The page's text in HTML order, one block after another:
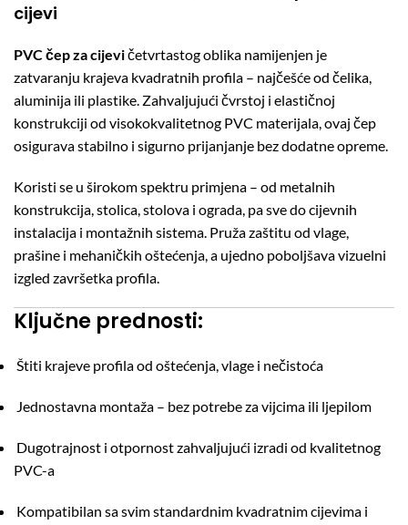
cijevi
PVC čep za cijevičetvrtastog oblika namijenjen je
zatvaranju krajeva kvadratnih profila – najčešće od čelika,
aluminija ili plastike. Zahvaljujući čvrstoj i elastičnoj
konstrukciji od visokokvalitetnog PVC materijala, ovaj čep
osigurava stabilno i sigurno prijanjanje bez dodatne opreme.
Koristi se u širokom spektru primjena – od metalnih
konstrukcija, stolica, stolova i ograda, pa sve do cijevnih
instalacija i montažnih sistema. Pruža zaštitu od vlage,
prašine i mehaničkih oštećenja, a ujedno poboljšava vizuelni
izgled završetka profila.
Ključne prednosti:
Štiti krajeve profila od oštećenja, vlage i nečistoća
Jednostavna montaža – bez potrebe za vijcima ili ljepilom
Dugotrajnost i otpornost zahvaljujući izradi od kvalitetnog
PVC-a
Kompatibilan sa svim standardnim kvadratnim cijevima i